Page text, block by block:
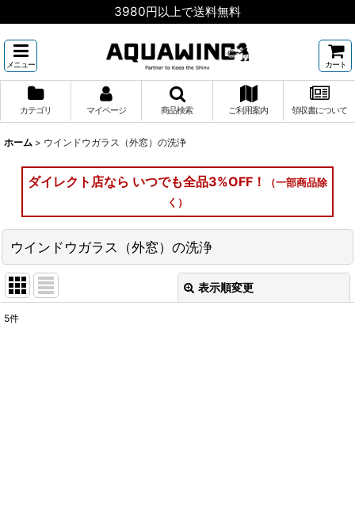
3980円以上で送料無料
メニュー カート
カテゴリ マイページ 商品検索 ご利用案内 領収書について
ホーム > ウインドウガラス（外窓）の洗浄
ダイレクト店なら いつでも全品3%OFF！
（一部商品除
く）
ウインドウガラス（外窓）の洗浄
表示順変更
5件